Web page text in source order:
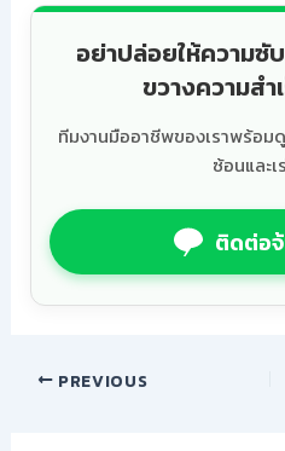
อย่าปล่อยให้ความซั
ขวางความส
ทีมงานมืออาชีพของเราพร้อ
ซ้อนและ
ติดต่อ
PREVIOUS